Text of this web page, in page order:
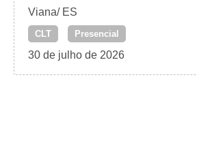
Viana/ ES
CLT Presencial
30 de julho de 2026